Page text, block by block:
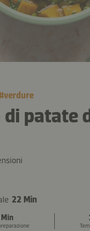
verdure
di patate
22 Min